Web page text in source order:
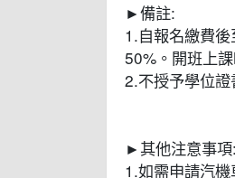
►備註:
1.自報名繳費
50%。開班上
2.不授予學位
►其他注意事項:
1.如需申請汽